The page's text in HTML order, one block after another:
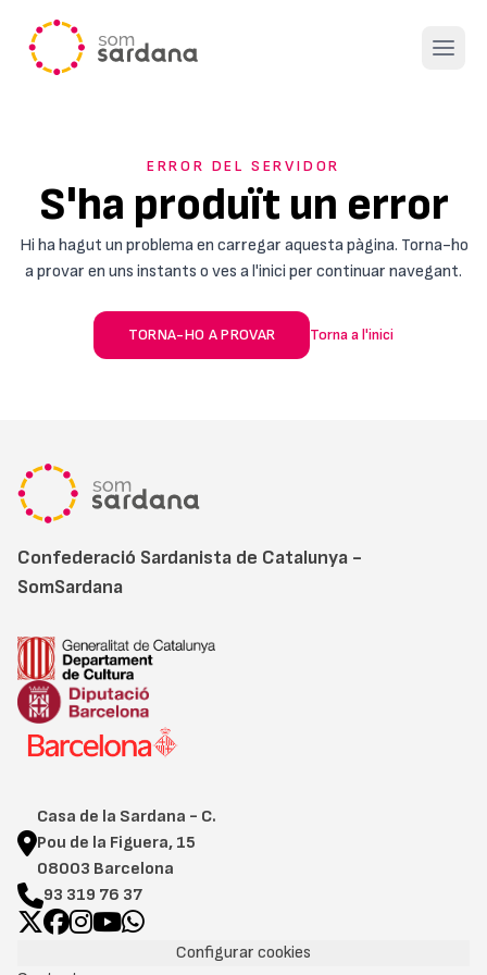
Open
ERROR DEL SERVIDOR
S'ha produït un error
Hi ha hagut un problema en carregar aquesta pàgina. Torna-ho
a provar en uns instants o ves a l'inici per continuar navegant.
TORNA-HO A PROVAR Torna a l'inici
Confederació Sardanista de Catalunya -
SomSardana
Casa de la Sardana - C.
Pou de la Figuera, 15
08003 Barcelona
93 319 76 37
Configurar cookies